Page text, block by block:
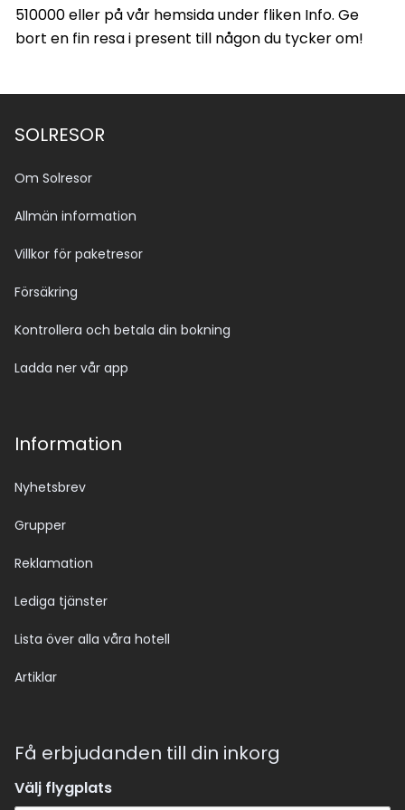
510000 eller på vår hemsida under fliken Info. Ge
bort en fin resa i present till någon du tycker om!
SOLRESOR
Om Solresor
Allmän information
Villkor för paketresor
Försäkring
Kontrollera och betala din bokning
Ladda ner vår app
Information
Nyhetsbrev
Grupper
Reklamation
Lediga tjänster
Lista över alla våra hotell
Artiklar
Få erbjudanden till din inkorg
Välj flygplats